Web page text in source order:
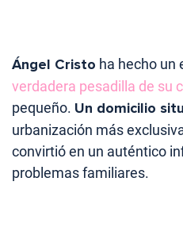
Ángel Cristo ha hecho un
verdadera pesadilla de su
pequeño. Un domicilio
urbanización más
convirtió en un auténtico
problemas familiares.